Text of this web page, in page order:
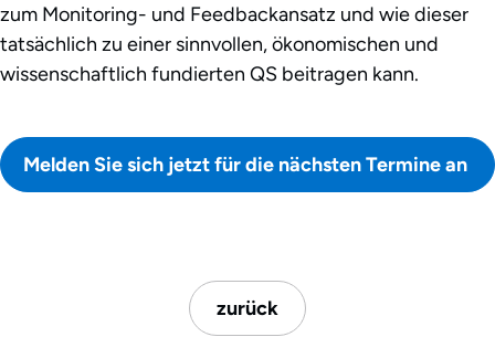
zum Monitoring- und Feedbackansatz und wie dieser
tatsächlich zu einer sinnvollen, ökonomischen und
wissenschaftlich fundierten QS beitragen kann.
Melden Sie sich jetzt für die nächsten Termine an
zurück